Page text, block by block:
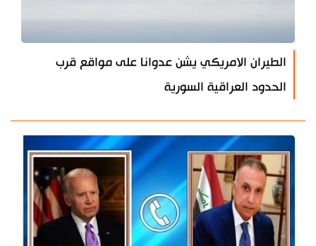
الطيران الامريكي يشن عدوانا على مواقع قرب
الحدود العراقية السورية